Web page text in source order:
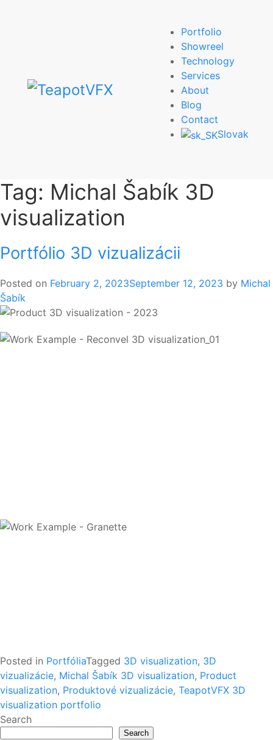
Portfolio
Showreel
Technology
Services
About
Blog
Contact
Slovak
Tag: Michal Šabík 3D
visualization
Portfólio 3D vizualizácii
Posted on February 2, 2023September 12, 2023 by Michal
Šabík
Posted in PortfóliaTagged 3D visualization, 3D
vizualizácie, Michal Šabík 3D visualization, Product
visualization, Produktové vizualizácie, TeapotVFX 3D
visualization portfolio
Search
Search